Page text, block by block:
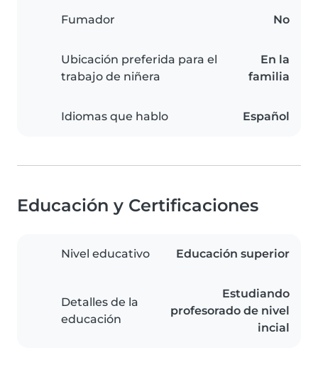
Fumador No
Ubicación preferida para el
trabajo de niñera
En la
familia
Idiomas que hablo Español
Educación y Certificaciones
Nivel educativo Educación superior
Detalles de la
educación
Estudiando
profesorado de nivel
incial